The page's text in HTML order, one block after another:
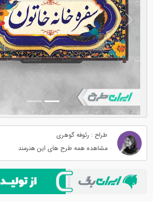
Previous
طراح : رئوفه گوهری
مشاهده همه طرح های این هنرمند